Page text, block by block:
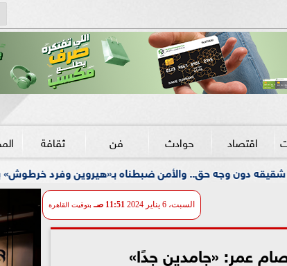
اقتصاد حوادث فن ثقافة
ضبطناه بـ«هيروين وفرد خرطوش» بشبرا الخيمة
السبت، 6 يناير 2024 11:51 صـ بتوقيت القاهرة
عمر: «جامدين جدًا»